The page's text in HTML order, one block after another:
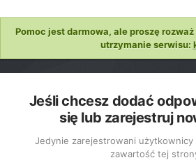
Pomoc jest darmowa, ale proszę
utrzymanie serwisu:
Jeśli chcesz dodać
się lub zarejestruj
Jedynie zarejestrowani użytkownicy
zawartość tej